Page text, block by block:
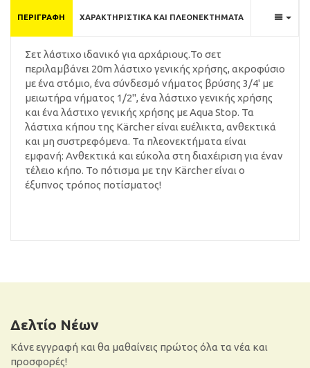
ΠΕΡΙΓΡΑΦΉ ΧΑΡΑΚΤΗΡΙΣΤΙΚΆ ΚΑΙ ΠΛΕΟΝΕΚΤΉΜΑΤΑ
Σετ λάστιχο ιδανικό για αρχάριους.Το σετ
περιλαμβάνει 20m λάστιχο γενικής χρήσης, ακροφύσιο
με ένα στόμιο, ένα σύνδεσμό νήματος βρύσης 3/4' με
μειωτήρα νήματος 1/2'', ένα λάστιχο γενικής χρήσης
και ένα λάστιχο γενικής χρήσης με Aqua Stop. Τα
λάστιχα κήπου της Kärcher είναι ευέλικτα, ανθεκτικά
και μη συστρεφόμενα. Τα πλεονεκτήματα είναι
εμφανή: Ανθεκτικά και εύκολα στη διαχέιριση για έναν
τέλειο κήπο. Το πότισμα με την Kärcher είναι ο
έξυπνος τρόπος ποτίσματος!
Δελτίο Νέων
Κάνε εγγραφή και θα μαθαίνεις πρώτος όλα τα νέα και
προσφορές!